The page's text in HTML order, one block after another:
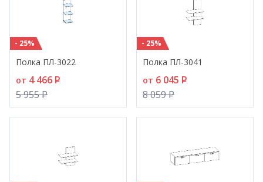
- 25%
Полка ПЛ-3022
от 4 466 P
5 955P
- 25%
Полка ПЛ-3041
от 6 045 P
8 059P